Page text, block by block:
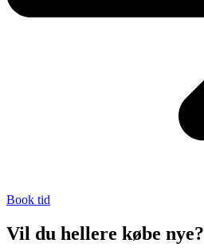
Book tid
Vil du hellere købe nye?